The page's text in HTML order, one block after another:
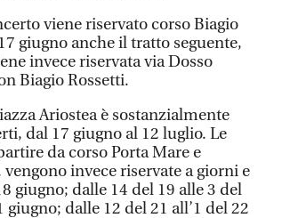
viene riservato corso Biagio
giugno anche il tratto seguente,
invece riservata via Dosso
Biagio Rossetti.
Ariostea è sostanzialmente
dal 17 giugno al 12 luglio. Le
da corso Porta Mare e
invece riservate a giorni e
giugno; dalle 14 del 19 alle 3 del
dalle 12 del 21 all’1 del 22